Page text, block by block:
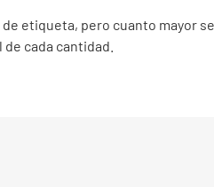
etiqueta, pero cuanto mayor
cada cantidad.